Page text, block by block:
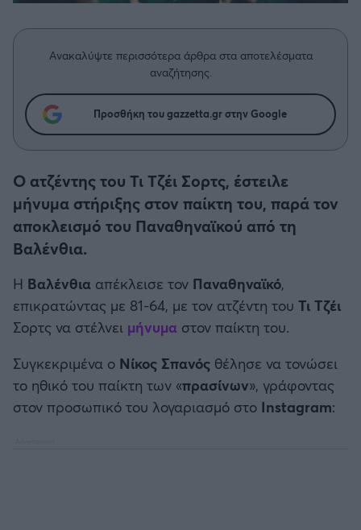
Δημήτρης Τσορμπατζόγλου
Λεβαδειακός
ΟΦΗ
Βόλος
Ατρόμητος Αθηνών
Αστέρας Τρίπολης
Παναιτωλικός
Καλαμάτα
Ηρακλής
Μεγάλη μου Αγάπη
Μια Ιστορία από την Πόλη
Ανακαλύψτε περισσότερα άρθρα στα αποτελέσματα
αναζήτησης.
Προσθήκη του gazzetta.gr στην Google
Ο ατζέντης του Τι Τζέι Σορτς, έστειλε
μήνυμα στήριξης στον παίκτη του, παρά τον
αποκλεισμό του Παναθηναϊκού από τη
Βαλένθια.
Η Βαλένθια απέκλεισε τον Παναθηναϊκό,
επικρατώντας με 81-64, με τον ατζέντη του Τι Τζέι
Σορτς να στέλνει μήνυμα στον παίκτη του.
Συγκεκριμένα ο Νίκος Σπανός θέλησε να τονώσει
το ηθικό του παίκτη των «πρασίνων», γράφοντας
στον προσωπικό του λογαριασμό στο Instagram: